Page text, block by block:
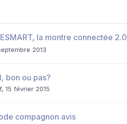
la montre connectée 2.0
2013
bon ou pas?
, 15 février 2015
compagnon avis